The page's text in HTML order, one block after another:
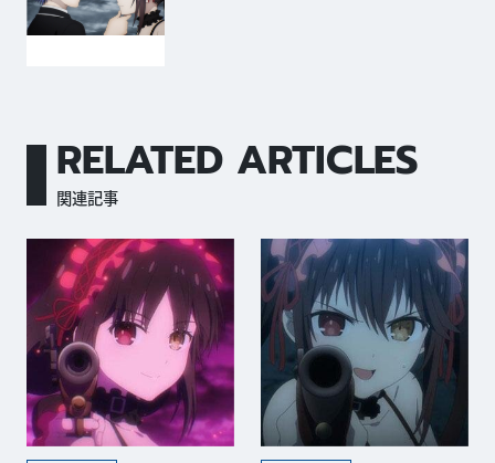
RELATED ARTICLES
関連記事